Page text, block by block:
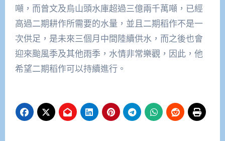
噸，而曾文及烏山頭水庫超過三億兩千萬噸，已經
高過二期耕作所需要的水量，並且二期稻作不是一
次供足，是未來三個月中間陸續供水，而之後也會
迎來颱風季及其他雨季，水情非常樂觀，因此，他
希望二期稻作可以持續進行。